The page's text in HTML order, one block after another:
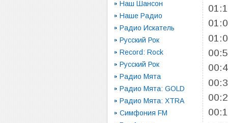
Наш Шансон
Наше Радио
Радио Искатель
Русский Рок
Record: Rock
Русский Рок
Радио Мята
Радио Мята: GOLD
Радио Мята: XTRA
Симфония FM